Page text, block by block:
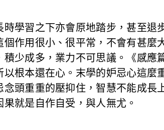
學習之下亦會原地踏步，甚至退
作用很小、很平常，不會有甚
少成多，業力不可思議。《感應
根本還在心。末學的妒忌心這
頭重重的壓抑住，智慧不能成
就是自作自受，與人無尤。